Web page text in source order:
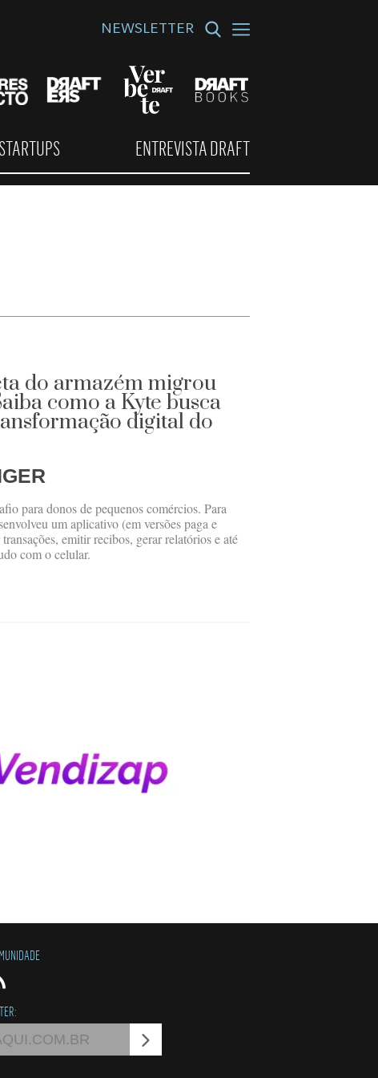
NEWSLETTER
STARTUPS ENTREVISTA DRAFT
do armazém migrou
como a Kyte busca
digital do
para donos de pequenos comércios. Para
um aplicativo (em versões paga e
emitir recibos, gerar relatórios e até
com o celular.